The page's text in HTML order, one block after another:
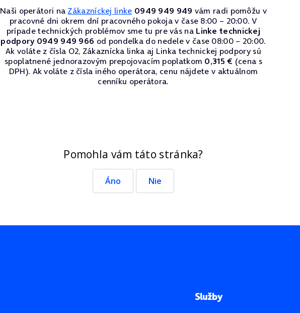
Naši operátori na Zákazníckej linke 0949 949 949 vám radi pomôžu v
pracovné dni okrem dní pracovného pokoja v čase 8:00 – 20:00. V
prípade technických problémov sme tu pre vás na Linke technickej
podpory 0949 949 966 od pondelka do nedele v čase 08:00 – 20:00.
Ak voláte z čísla O2, Zákaznícka linka aj Linka technickej podpory sú
spoplatnené jednorazovým prepojovacím poplatkom 0,315 € (cena s
DPH). Ak voláte z čísla iného operátora, cenu nájdete v aktuálnom
cenníku operátora.
Pomohla vám táto stránka?
Áno Nie
Služby